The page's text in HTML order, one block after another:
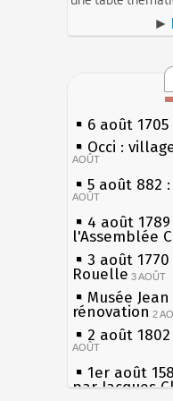
►
6 août
Occi :
AOÛT
5 août 882
AOÛT
4 août
l'Assemblée
3 août
Rouelle 3 AOÛT
Musée
rénovation 2
2 août
AOÛT
1er août
par Jacques